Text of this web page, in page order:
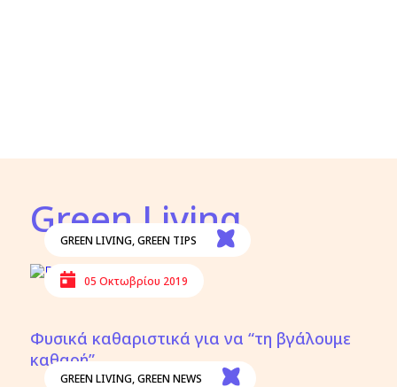
Green Living
GREEN LIVING,GREEN TIPS
05 Οκτωβρίου 2019
Φυσικά καθαριστικά για να “τη βγάλουμε
καθαρή”
GREEN LIVING,GREEN NEWS